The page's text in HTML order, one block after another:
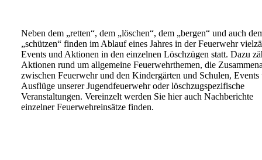
Neben dem „retten“, dem „löschen“, dem „bergen“ und auch
„schützen“ finden im Ablauf eines Jahres in der Feuerwehr
Events und Aktionen in den einzelnen Löschzügen statt. Dazu
Aktionen rund um allgemeine Feuerwehrthemen, die
zwischen Feuerwehr und den Kindergärten und Schulen, Events
Ausflüge unserer Jugendfeuerwehr oder löschzugspezifische
Veranstaltungen. Vereinzelt werden Sie hier auch Nachberichte
einzelner Feuerwehreinsätze finden.